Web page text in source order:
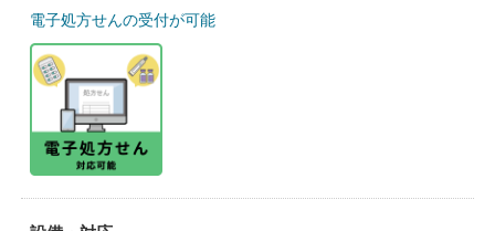
電子処方せんの受付が可能